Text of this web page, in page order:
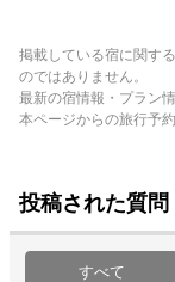
掲載している宿に関す
のではありません。
最新の宿情報・プラン
本ページからの旅行予
投稿された質問
すべて